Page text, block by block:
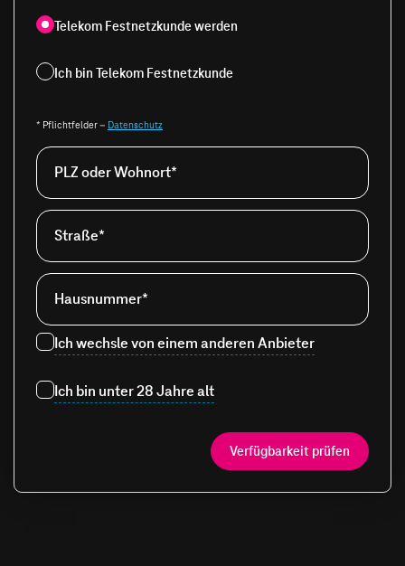
Telekom Festnetzkunde werden
Ich bin Telekom Festnetzkunde
* Pflichtfelder – Datenschutz
PLZ oder Wohnort*
Straße*
Hausnummer*
Ich wechsle von einem anderen Anbieter
Ich bin unter 28 Jahre alt
Verfügbarkeit prüfen